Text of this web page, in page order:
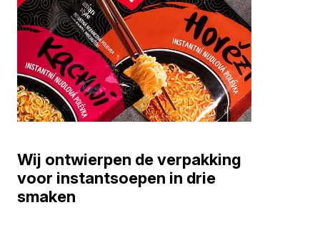
Wij ontwierpen de verpakking
voor instantsoepen in drie
smaken